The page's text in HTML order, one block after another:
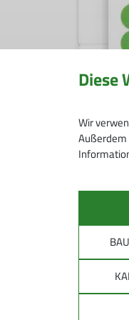
Diese
Wir